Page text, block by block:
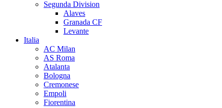
Segunda Division
Alaves
Granada CF
Levante
Italia
AC Milan
AS Roma
Atalanta
Bologna
Cremonese
Empoli
Fiorentina